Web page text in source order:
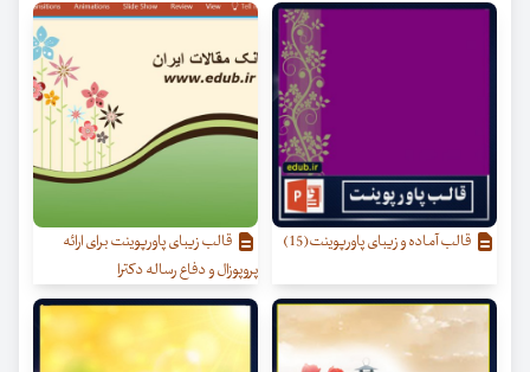
قالب آماده و زیبای پاورپوینت(15)
قالب زیبای پاورپوینت برای ارائه
پروپوزال و دفاع رساله دکترا